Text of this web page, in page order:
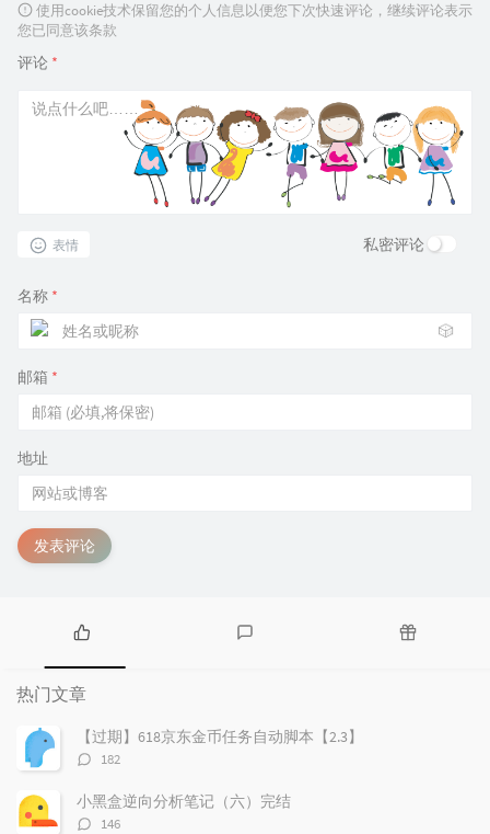
使用cookie技术保留您的个人信息以便您下次快速评论，继续评论表示
您已同意该条款
评论 *
表情 私密评论
名称 *
🎲
邮箱 *
地址
发表评论
热
门
文
章
论
热门文章
【过期】618京东金币任务自动脚本【2.3】
评
数：
182
小黑盒逆向分析笔记（六）完结
评
146